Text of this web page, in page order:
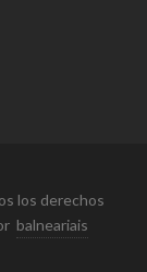
los derechos
balneariais